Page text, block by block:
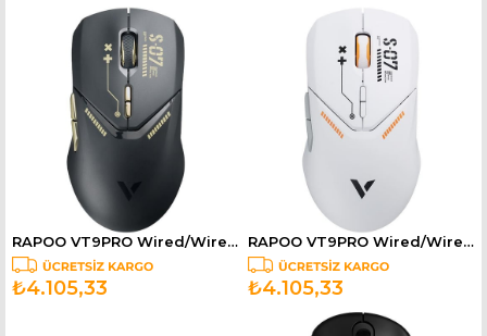
RAPOO VT9PRO Wired/Wireless Gaming Mouse Black golden 12355
₺4.105,33
RAPOO VT9PRO Wired/Wireless Gaming Mouse White Orange 12364
₺4.105,33